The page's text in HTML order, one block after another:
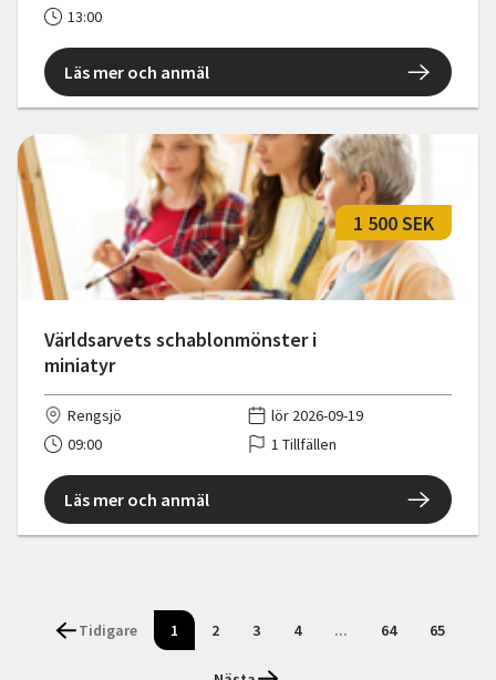
13:00
Läs mer och anmäl
Världsarvets schablonmönster i
miniatyr
1 500 SEK
Rengsjö
lör 2026-09-19
09:00
1 Tillfällen
Läs mer och anmäl
Tidigare 1 2 3 4 ... 64 65